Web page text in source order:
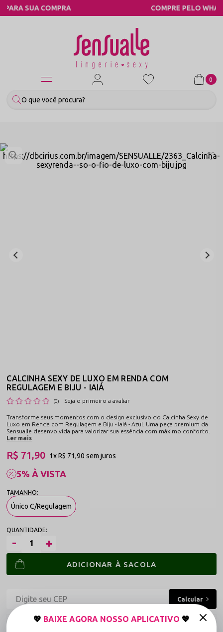
COMPRE PELO WHATSAPP
0
CALCINHA SEXY DE LUXO EM RENDA COM
REGULAGEM E BIJU - IAIÁ
(0) Seja o primeiro a avaliar
Transforme seus momentos com o design exclusivo do Calcinha Sexy de
Luxo em Renda com Regulagem e Biju - Iaiá - Azul. Uma peça premium da
Sensualle desenvolvida para valorizar sua essência com máximo conforto.
Ler mais
5% À VISTA
R$ 71,90 1xR$ 71,90sem juros
Único C/Regulagem
ADICIONAR À SACOLA
Frete grátis a partir de R$149,90 (Varejo)*
💖 BAIXE AGORA NOSSO APLICATIVO 💖